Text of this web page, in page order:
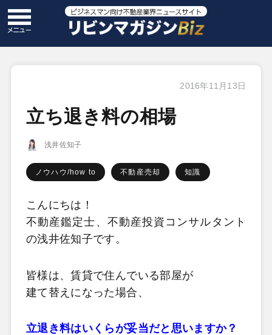
2016年11月13日
立ち退き料の相場
浅井佐知子
ノウハウ/how to 不動産売却 知識
こんにちは！
不動産鑑定士、不動産投資コンサルタント
の浅井佐知子です。
皆様は、賃貸で住んでいる部屋が
建て替えになった場合、
立退き料はいくらが妥当だと思いますか？